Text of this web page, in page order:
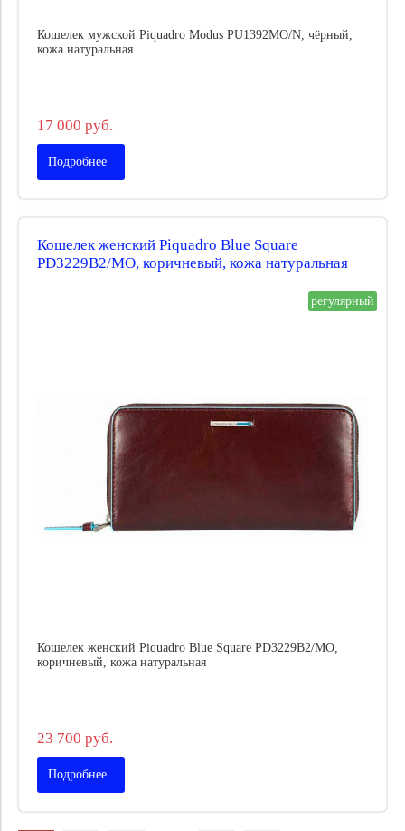
Кошелек мужской Piquadro Modus PU1392MO/N, чёрный,
кожа натуральная
17 000 руб.
Подробнее
Кошелек женский Piquadro Blue Square
PD3229B2/MO, коричневый, кожа натуральная
регулярный
Кошелек женский Piquadro Blue Square PD3229B2/MO,
коричневый, кожа натуральная
23 700 руб.
Подробнее